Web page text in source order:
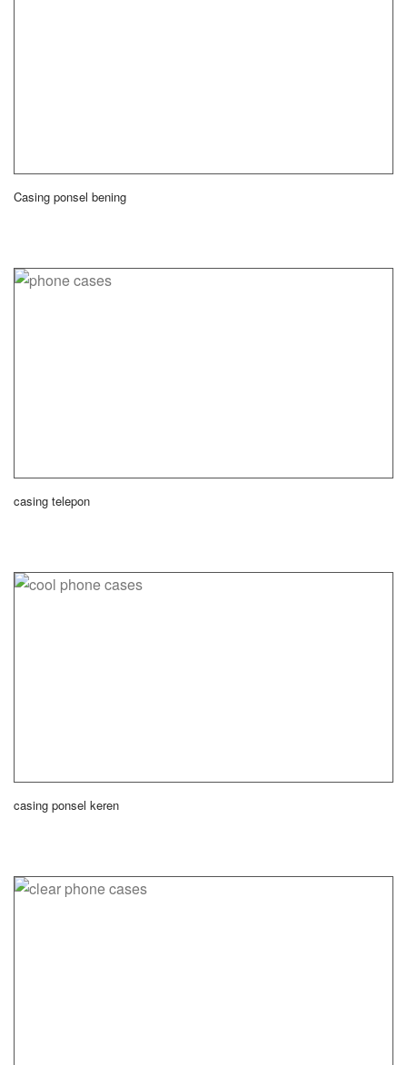
Casing ponsel bening
casing telepon
casing ponsel keren